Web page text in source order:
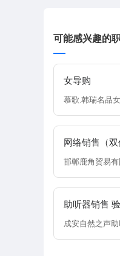
可能感兴趣的
女导购
慕歌.韩瑞名品
网络销售（双
邯郸鹿角贸易有
助听器销售
成安自然之声